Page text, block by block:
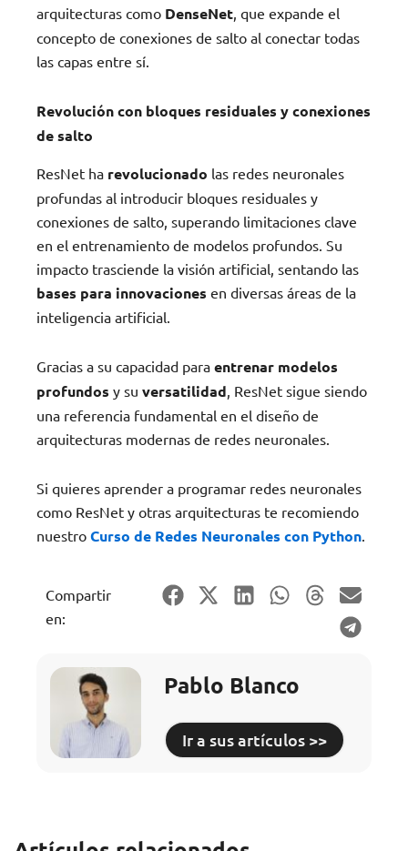
arquitecturas como DenseNet, que expande el
concepto de conexiones de salto al conectar todas
las capas entre sí.
Revolución con bloques residuales y conexiones
de salto
ResNet ha revolucionado las redes neuronales
profundas al introducir bloques residuales y
conexiones de salto, superando limitaciones clave
en el entrenamiento de modelos profundos. Su
impacto trasciende la visión artificial, sentando las
bases para innovaciones en diversas áreas de la
inteligencia artificial.
Gracias a su capacidad para entrenar modelos
profundos y su versatilidad, ResNet sigue siendo
una referencia fundamental en el diseño de
arquitecturas modernas de redes neuronales.
Si quieres aprender a programar redes neuronales
como ResNet y otras arquitecturas te recomiendo
nuestro Curso de Redes Neuronales con Python.
Compartir
en:
Pablo Blanco
Ir a sus artículos >>